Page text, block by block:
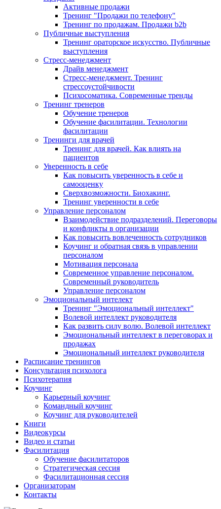
Активные продажи
Тренинг "Продажи по телефону"
Тренинг по продажам. Продажи b2b
Публичные выступления
Тренинг ораторское искусство. Публичные
выступления
Стресс-менеджмент
Драйв менеджмент
Стресс-менеджмент. Тренинг
стрессоустойчивости
Психосоматика. Современные тренды
Тренинг тренеров
Обучение тренеров
Обучение фасилитации. Технологии
фасилитации
Тренинги для врачей
Тренинг для врачей. Как влиять на
пациентов
Уверенность в себе
Как повысить уверенность в себе и
самооценку
Сверхвозможности. Биохакинг.
Тренинг уверенности в себе
Управление персоналом
Взаимодействие подразделений. Переговоры
и конфликты в организации
Как повысить вовлеченность сотрудников
Коучинг и обратная связь в управлении
персоналом
Мотивация персонала
Современное управление персоналом.
Современный руководитель
Управление персоналом
Эмоциональный интелект
Тренинг "Эмоциональный интеллект"
Волевой интеллект руководителя
Как развить силу волю. Волевой интеллект
Эмоциональный интеллект в переговорах и
продажах
Эмоциональный интеллект руководителя
Расписание тренингов
Консультация психолога
Психотерапия
Коучинг
Карьерный коучинг
Командный коучинг
Коучинг для руководителей
Книги
Видеокурсы
Видео и статьи
Фасилитация
Обучение фасилитаторов
Стратегическая сессия
Фасилитационная сессия
Организаторам
Контакты